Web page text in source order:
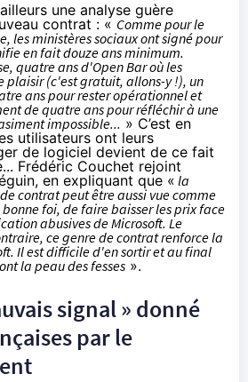
une analyse guère
contrat : « Comme pour le
les ministères sociaux ont signé pour
en fait douze ans minimum.
quatre ans d'Open Bar où les
plaisir (c'est gratuit, allons-y !), un
ans pour rester opérationnel et
de quatre ans pour réfléchir à une
impossible... » C’est en
utilisateurs ont leurs
de logiciel devient de ce fait
Frédéric Couchet rejoint
en expliquant que «la
contrat peut être aussi vue comme
foi, de faire baisser les prix face
abusives de Microsoft. Le
ce genre de contrat renforce la
Il est difficile d'en sortir et au final
la peau des fesses ».
signal » donné
par le